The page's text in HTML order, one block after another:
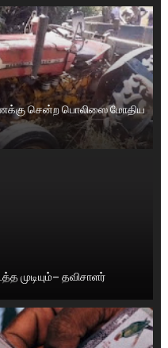
சென்ற பொலிஸை மோதிய
முடியும்– தவிசாளர்